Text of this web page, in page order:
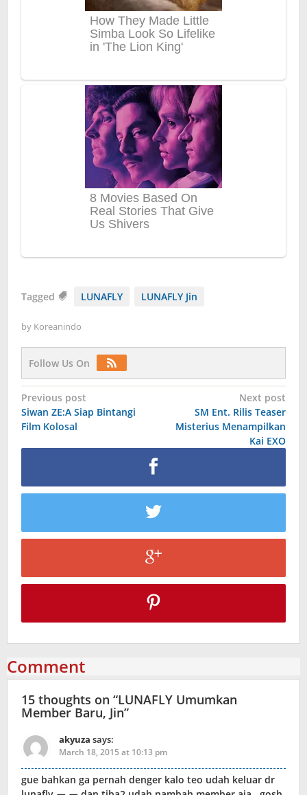
Tagged LUNAFLY LUNAFLY Jin
by Koreanindo
Follow Us On
Post
navigation
Previous post
Siwan ZE:A Siap Bintangi
Film Kolosal
Next post
SM Ent. Rilis Teaser
Misterius Menampilkan
Kai EXO
Comment
15 thoughts on “LUNAFLY Umumkan
Member Baru, Jin”
akyuza says:
March 18, 2015 at 10:13 pm
gue bahkan ga pernah denger kalo teo udah keluar dr